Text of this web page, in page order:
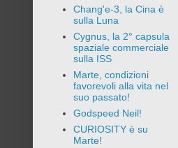
Chang'e-3, la Cina è
sulla Luna
Cygnus, la 2° capsula
spaziale commerciale
sulla ISS
Marte, condizioni
favorevoli alla vita nel
suo passato!
Godspeed Neil!
CURIOSITY è su
Marte!